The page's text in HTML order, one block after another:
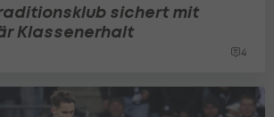
sichert mit
Klassenerhalt
4